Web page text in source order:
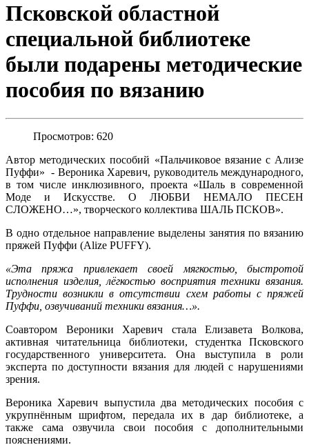
Псковской областной
специальной библиотеке
были подарены методические
пособия по вязанию
Просмотров: 620
Автор методических пособий «Пальчиковое вязание с Ализе
Пуффи» - Вероника Харевич, руководитель международного,
в том числе инклюзивного, проекта «Шаль в современной
Моде и Искусстве. О ЛЮБВИ НЕМАЛО ПЕСЕН
СЛОЖЕНО…», творческого коллектива ШАЛЬ ПСКОВ».
В одно отдельное направление выделены занятия по вязанию
пряжей Пуффи (Alize PUFFY).
«Эта пряжа привлекает своей мягкостью, быстротой
исполнения изделия, лёгкостью восприятия техники вязания.
Трудности возникли в отсутствии схем работы с пряжей
Пуффи, озвучиваний техники вязания…».
Соавтором Вероники Харевич стала Елизавета Волкова,
активная читательница библиотеки, студентка Псковского
государственного университета. Она выступила в роли
эксперта по доступности вязания для людей с нарушениями
зрения.
Вероника Харевич выпустила два методических пособия с
укрупнённым шрифтом, передала их в дар библиотеке, а
также сама озвучила свои пособия с дополнительными
пояснениями.